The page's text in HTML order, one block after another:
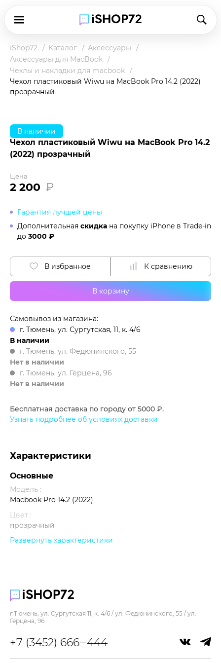
iShop72 Каталог
Аксессуары
Аксессуары для MacBook
Чехлы и накладки для macbook
Чехол пластиковый Wiwu на MacBook Pro 14.2 (2022)
прозрачный
В наличии
Чехол пластиковый Wiwu на MacBook Pro 14.2
(2022) прозрачный
Цена
2 200 ₽
Гарантия лучшей цены
Дополнительная скидка на покупку iPhone в Trade-in
до 3000 ₽
В корзину
В избранное К сравнению
Самовывоз из магазина:
г. Тюмень, ул. Сургутская, 11, к. 4/6
В наличии
г. Тюмень, ул. Федюнинского, 55
Нет в наличии
г. Тюмень, ул. Герцена, 96
Нет в наличии
Бесплатная доставка по городу от 5000 ₽.
Узнать подробнее об условиях доставки
Характеристики
Основные
Модель :
Macbook Pro 14.2 (2022)
Цвет :
прозрачный
Прочее
Развернуть характеристики
+7 (3452) 666‒444
г.Тюмень, ул. Сургутская 11, к. 4/6 / ул. Федюнинского, 55 / ул.
Герцена, 96